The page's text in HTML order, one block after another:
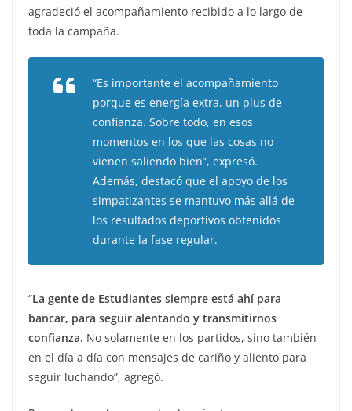
agradeció el acompañamiento recibido a lo largo de
toda la campaña.
“Es importante el acompañamiento
porque es energía extra, un plus de
confianza. Sobre todo, en esos
momentos en los que las cosas no
vienen saliendo bien”, expresó.
Además, destacó que el apoyo de los
simpatizantes se mantuvo más allá de
los resultados deportivos obtenidos
durante la fase regular.
“La gente de Estudiantes siempre está ahí para
bancar, para seguir alentando y transmitirnos
confianza. No solamente en los partidos, sino también
en el día a día con mensajes de cariño y aliento para
seguir luchando”, agregó.